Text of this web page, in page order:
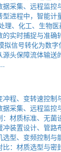
采集、远程监控
进程中，智能
理、化工、生物
实时捕捉与准
拟信号转化为数
头保障流体输
程、变转速控制
采集、远程监控
材质标准、无菌
装置设计、管路
型、变频控制与
：材质选型与密